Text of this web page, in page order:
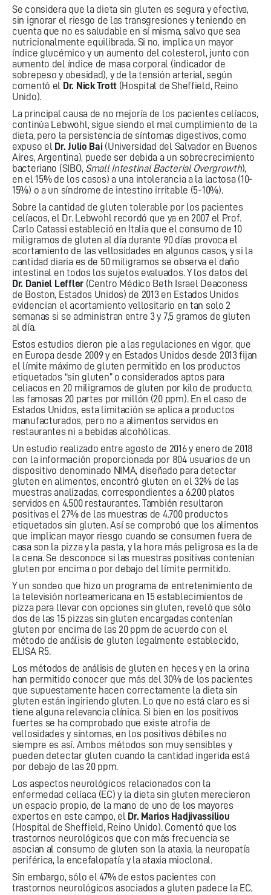
Se considera que la dieta sin gluten es segura y efectiva,
sin ignorar el riesgo de las transgresiones y teniendo en
cuenta que no es saludable en sí misma, salvo que sea
nutricionalmente equilibrada. Si no, implica un mayor
índice glucémico y un aumento del colesterol, junto con
aumento del índice de masa corporal (indicador de
sobrepeso y obesidad), y de la tensión arterial, según
comentó el Dr. Nick Trott (Hospital de Sheffield, Reino
Unido).
La principal causa de no mejoría de los pacientes celíacos,
continúa Lebwohl, sigue siendo el mal cumplimiento de la
dieta, pero la persistencia de síntomas digestivos, como
expuso el Dr. Julio Bai(Universidad del Salvador en Buenos
Aires, Argentina), puede ser debida a un sobrecrecimiento
bacteriano (SIBO, Small Intestinal Bacterial Overgrowth),
en el 15% de los casos) a una intolerancia a la lactosa (10-
15%) o a un síndrome de intestino irritable (5-10%).
Sobre la cantidad de gluten tolerable por los pacientes
celíacos, el Dr. Lebwohl recordó que ya en 2007 el Prof.
Carlo Catassi estableció en Italia que el consumo de 10
miligramos de gluten al día durante 90 días provoca el
acortamiento de las vellosidades en algunos casos, y si la
cantidad diaria es de 50 miligramos se observa el daño
intestinal en todos los sujetos evaluados. Y los datos del
Dr. Daniel Leffler(Centro Médico Beth Israel Deaconess
de Boston, Estados Unidos) de 2013 en Estados Unidos
evidencian el acortamiento vellositario en tan solo 2
semanas si se administran entre 3 y 7,5 gramos de gluten
al día.
Estos estudios dieron pie a las regulaciones en vigor, que
en Europa desde 2009 y en Estados Unidos desde 2013 fijan
el límite máximo de gluten permitido en los productos
etiquetados “sin gluten” o considerados aptos para
celiacos en 20 miligramos de gluten por kilo de producto,
las famosas 20 partes por millón (20 ppm). En el caso de
Estados Unidos, esta limitación se aplica a productos
manufacturados, pero no a alimentos servidos en
restaurantes ni a bebidas alcohólicas.
Un estudio realizado entre agosto de 2016 y enero de 2018
con la información proporcionada por 804 usuarios de un
dispositivo denominado NIMA, diseñado para detectar
gluten en alimentos, encontró gluten en el 32% de las
muestras analizadas, correspondientes a 6.200 platos
servidos en 4.500 restaurantes. También resultaron
positivas el 27% de las muestras de 4.700 productos
etiquetados sin gluten. Así se comprobó que los alimentos
que implican mayor riesgo cuando se consumen fuera de
casa son la pizza y la pasta, y la hora más peligrosa es la de
la cena. Se desconoce si las muestras positivas contenían
gluten por encima o por debajo del límite permitido.
Y un sondeo que hizo un programa de entretenimiento de
la televisión norteamericana en 15 establecimientos de
pizza para llevar con opciones sin gluten, reveló que sólo
dos de las 15 pizzas sin gluten encargadas contenían
gluten por encima de las 20 ppm de acuerdo con el
método de análisis de gluten legalmente establecido,
ELISA R5.
Los métodos de análisis de gluten en heces y en la orina
han permitido conocer que más del 30% de los pacientes
que supuestamente hacen correctamente la dieta sin
gluten están ingiriendo gluten. Lo que no está claro es si
tiene alguna relevancia clínica. Si bien en los positivos
fuertes se ha comprobado que existe atrofia de
vellosidades y síntomas, en los positivos débiles no
siempre es así. Ambos métodos son muy sensibles y
pueden detectar gluten cuando la cantidad ingerida está
por debajo de las 20 ppm.
Los aspectos neurológicos relacionados con la
enfermedad celíaca (EC) y la dieta sin gluten merecieron
un espacio propio, de la mano de uno de los mayores
expertos en este campo, el Dr. Marios Hadjivassiliou
(Hospital de Sheffield, Reino Unido). Comentó que los
trastornos neurológicos que con más frecuencia se
asocian al consumo de gluten son la ataxia, la neuropatía
periférica, la encefalopatía y la ataxia mioclonal.
Sin embargo, sólo el 47% de estos pacientes con
trastornos neurológicos asociados a gluten padece la EC,